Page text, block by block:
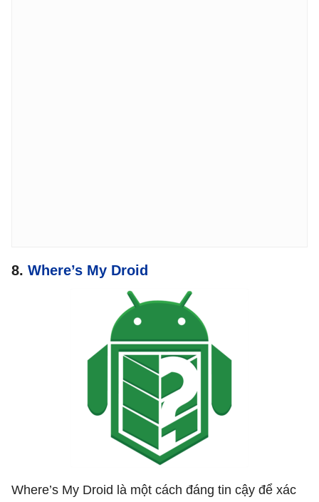
8. Where’s My Droid
Where’s My Droid là một cách đáng tin cậy để xác